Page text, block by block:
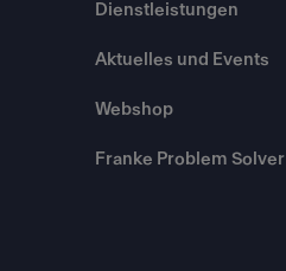
Dienstleistungen
Aktuelles und Events
Webshop
Franke Problem Solver